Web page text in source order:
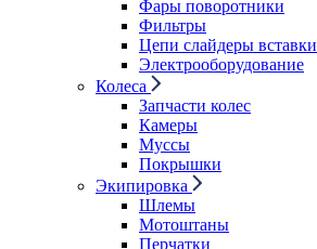
Фары поворотники
Фильтры
Цепи слайдеры вставки
Электрооборудование
Колеса
Запчасти колес
Камеры
Муссы
Покрышки
Экипировка
Шлемы
Мотоштаны
Перчатки